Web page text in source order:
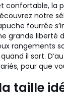
confortable, la
notre
fourrée
grande liberté
rangements
il sort.
pour que
taille